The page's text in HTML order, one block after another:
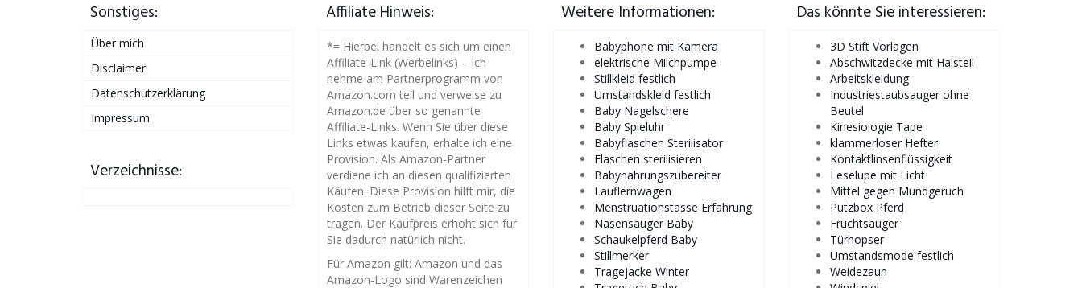
Sonstiges:
Über mich
Disclaimer
Datenschutzerklärung
Impressum
Verzeichnisse:
Affiliate Hinweis:
*= Hierbei handelt es sich um einen
Affiliate-Link (Werbelinks) – Ich
nehme am Partnerprogramm von
Amazon.com teil und verweise zu
Amazon.de über so genannte
Affiliate-Links. Wenn Sie über diese
Links etwas kaufen, erhalte ich eine
Provision. Als Amazon-Partner
verdiene ich an diesen qualifizierten
Käufen. Diese Provision hilft mir, die
Kosten zum Betrieb dieser Seite zu
tragen. Der Kaufpreis erhöht sich für
Sie dadurch natürlich nicht.
Für Amazon gilt: Amazon und das
Amazon-Logo sind Warenzeichen
Weitere Informationen:
Babyphone mit Kamera
elektrische Milchpumpe
Stillkleid festlich
Umstandskleid festlich
Baby Nagelschere
Baby Spieluhr
Babyflaschen Sterilisator
Flaschen sterilisieren
Babynahrungszubereiter
Lauflernwagen
Menstruationstasse Erfahrung
Nasensauger Baby
Schaukelpferd Baby
Stillmerker
Tragejacke Winter
Das könnte Sie interessieren:
3D Stift Vorlagen
Abschwitzdecke mit Halsteil
Arbeitskleidung
Industriestaubsauger ohne
Beutel
Kinesiologie Tape
klammerloser Hefter
Kontaktlinsenflüssigkeit
Leselupe mit Licht
Mittel gegen Mundgeruch
Putzbox Pferd
Fruchtsauger
Türhopser
Umstandsmode festlich
Weidezaun